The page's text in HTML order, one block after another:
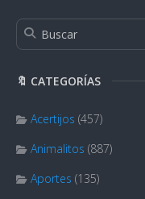
🔖 CATEGORÍAS
Acertijos (457)
Animalitos (887)
Aportes (135)